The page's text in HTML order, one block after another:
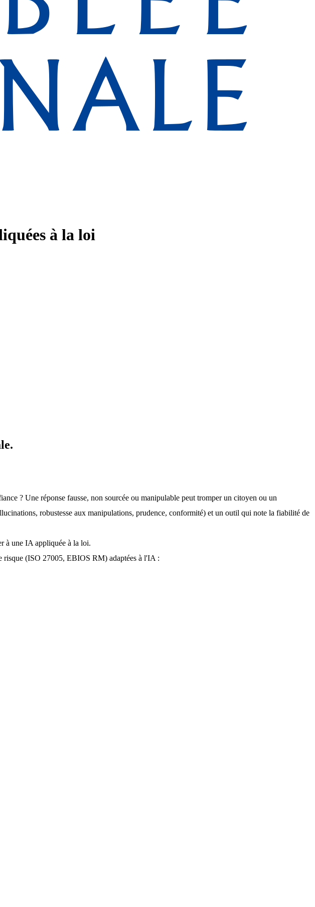
à la loi
? Une réponse fausse, non sourcée ou manipulable peut tromper un citoyen ou un
robustesse aux manipulations, prudence, conformité) et un outil qui note la fiabilité de
à une IA appliquée à la loi.
risque (ISO 27005, EBIOS RM) adaptées à l'IA :